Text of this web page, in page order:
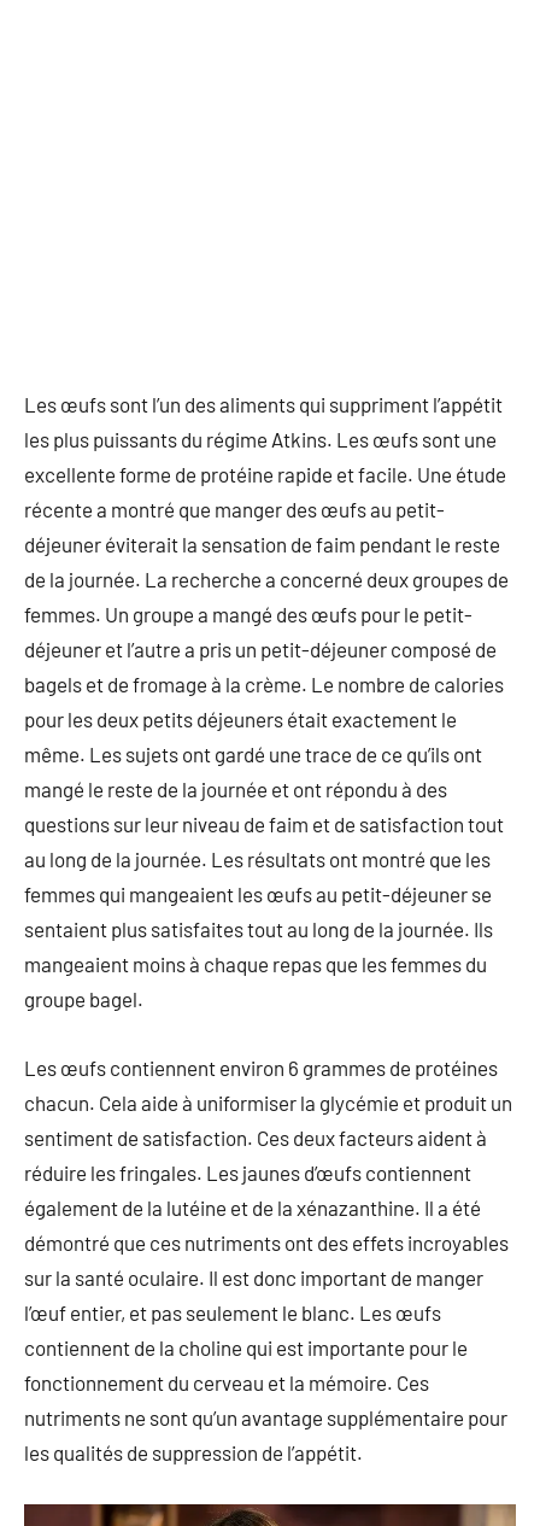
Les œufs sont l’un des aliments qui suppriment l’appétit
les plus puissants du régime Atkins. Les œufs sont une
excellente forme de protéine rapide et facile. Une étude
récente a montré que manger des œufs au petit-
déjeuner éviterait la sensation de faim pendant le reste
de la journée. La recherche a concerné deux groupes de
femmes. Un groupe a mangé des œufs pour le petit-
déjeuner et l’autre a pris un petit-déjeuner composé de
bagels et de fromage à la crème. Le nombre de calories
pour les deux petits déjeuners était exactement le
même. Les sujets ont gardé une trace de ce qu’ils ont
mangé le reste de la journée et ont répondu à des
questions sur leur niveau de faim et de satisfaction tout
au long de la journée. Les résultats ont montré que les
femmes qui mangeaient les œufs au petit-déjeuner se
sentaient plus satisfaites tout au long de la journée. Ils
mangeaient moins à chaque repas que les femmes du
groupe bagel.
Les œufs contiennent environ 6 grammes de protéines
chacun. Cela aide à uniformiser la glycémie et produit un
sentiment de satisfaction. Ces deux facteurs aident à
réduire les fringales. Les jaunes d’œufs contiennent
également de la lutéine et de la xénazanthine. Il a été
démontré que ces nutriments ont des effets incroyables
sur la santé oculaire. Il est donc important de manger
l’œuf entier, et pas seulement le blanc. Les œufs
contiennent de la choline qui est importante pour le
fonctionnement du cerveau et la mémoire. Ces
nutriments ne sont qu’un avantage supplémentaire pour
les qualités de suppression de l’appétit.